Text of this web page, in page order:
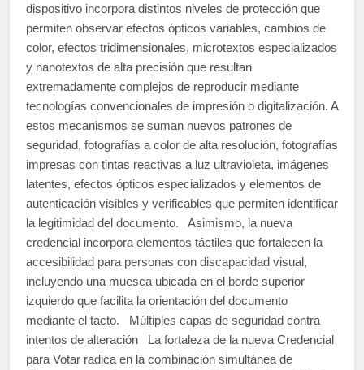
dispositivo incorpora distintos niveles de protección que
permiten observar efectos ópticos variables, cambios de
color, efectos tridimensionales, microtextos especializados
y nanotextos de alta precisión que resultan
extremadamente complejos de reproducir mediante
tecnologías convencionales de impresión o digitalización. A
estos mecanismos se suman nuevos patrones de
seguridad, fotografías a color de alta resolución, fotografías
impresas con tintas reactivas a luz ultravioleta, imágenes
latentes, efectos ópticos especializados y elementos de
autenticación visibles y verificables que permiten identificar
la legitimidad del documento. Asimismo, la nueva
credencial incorpora elementos táctiles que fortalecen la
accesibilidad para personas con discapacidad visual,
incluyendo una muesca ubicada en el borde superior
izquierdo que facilita la orientación del documento
mediante el tacto. Múltiples capas de seguridad contra
intentos de alteración La fortaleza de la nueva Credencial
para Votar radica en la combinación simultánea de